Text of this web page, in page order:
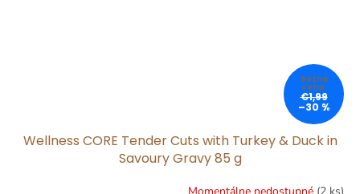
€1,99
–30 %
Wellness CORE Tender Cuts with Turkey & Duck in
Savoury Gravy 85 g